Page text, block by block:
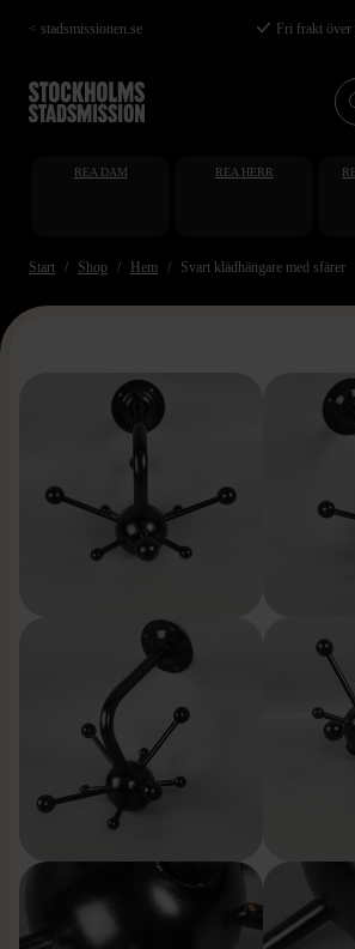
Hoppa
till
huvudinnehåll
< stadsmissionen.se Fri frakt
REA DAM REA HERR
Start Shop Hem Svart klädhängare med sfärer